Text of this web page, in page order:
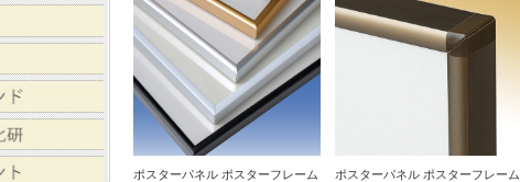
ポスターパネル ポスターフレーム
ポスターパネル ポスターフレーム